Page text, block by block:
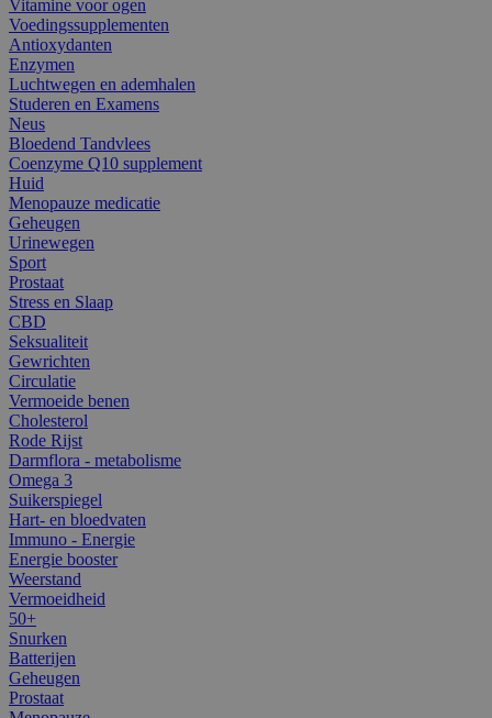
Vitamine voor ogen
Voedingssupplementen
Antioxydanten
Enzymen
Luchtwegen en ademhalen
Studeren en Examens
Neus
Bloedend Tandvlees
Coenzyme Q10 supplement
Huid
Menopauze medicatie
Geheugen
Urinewegen
Sport
Prostaat
Stress en Slaap
CBD
Seksualiteit
Gewrichten
Circulatie
Vermoeide benen
Cholesterol
Rode Rijst
Darmflora - metabolisme
Omega 3
Suikerspiegel
Hart- en bloedvaten
Immuno - Energie
Energie booster
Weerstand
Vermoeidheid
50+
Snurken
Batterijen
Geheugen
Prostaat